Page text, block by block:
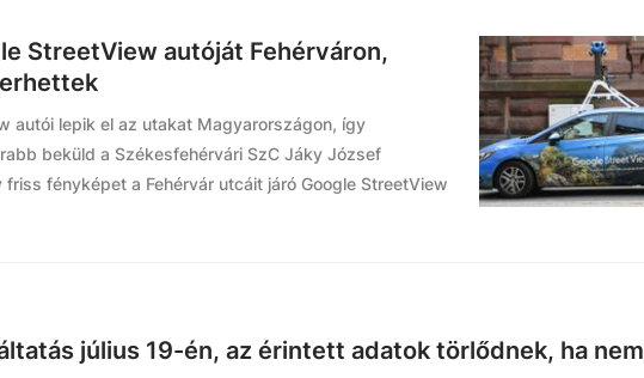
StreetView autóját Fehérváron,
autói lepik el az utakat Magyarországon, így
beküld a Székesfehérvári SzC Jáky József
fényképet a Fehérvár utcáit járó Google StreetView
július 19-én, az érintett adatok törlődnek, ha nem